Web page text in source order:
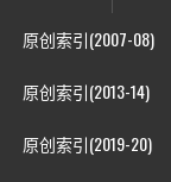
原创索引(2007-08)
原创索引(2013-14)
原创索引(2019-20)